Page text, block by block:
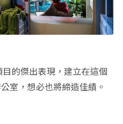
的傑出表現，建立在這個
室，想必也將締造佳績。